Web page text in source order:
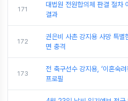
171
대법원 전원합의체 판결 절차
결과
172
권은비 사촌 강지용 사망 특
면 충격
173
전 축구선수 강지용, ‘이혼숙
프로필